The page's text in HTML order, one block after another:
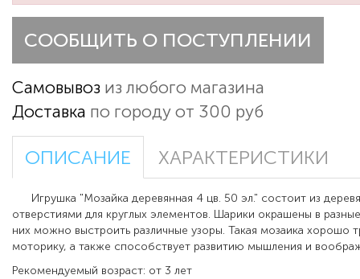
СООБЩИТЬ О ПОСТУПЛЕНИИ
Самовывоз из любого магазина
Доставка по городу от 300 руб
ОПИСАНИЕ ХАРАКТЕРИСТИКИ
Игрушка "Мозайка деревянная 4 цв. 50 эл." состоит из
отверстиями для круглых элементов. Шарики окрашены в
них можно выстроить различные узоры. Такая мозаика хорошо
моторику, а также способствует развитию мышления и
Рекомендуемый возраст: от 3 лет